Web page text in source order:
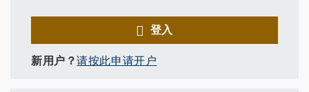
登入
新用户？请按此申请开户